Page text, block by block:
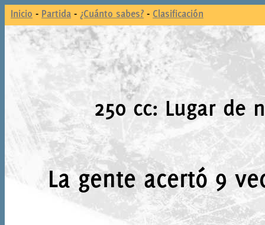
Inicio - Partida - ¿Cuánto sabes? - Clasificación
250 cc: Lugar de
La gente acertó 9